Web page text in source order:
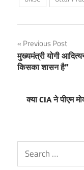
Post
navigation
Previous Post
मुख्यमंत्री योगी
किसका शासन है”
क्या CIA ने पीएम
Search
for: